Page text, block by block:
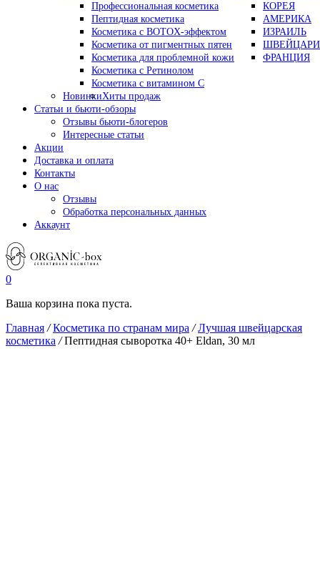
Профессиональная косметика
Пептидная косметика
Косметика с BOTOX-эффектом
Косметика от пигментных пятен
Косметика для проблемной кожи
Косметика с Ретинолом
Косметика с витамином С
КОРЕЯ
АМЕРИКА
ИЗРАИЛЬ
ФРАНЦИЯ
НовинкиХиты продаж
Статьи и бьюти-обзоры
Отзывы бьюти-блогеров
Интересные статьи
Акции
Доставка и оплата
Контакты
О нас
Отзывы
Обработка персональных данных
Аккаунт
0
Ваша корзина пока пуста.
Главная /Косметика по странам мира /Лучшая швейцарская
косметика /Пептидная сыворотка 40+ Eldan, 30 мл